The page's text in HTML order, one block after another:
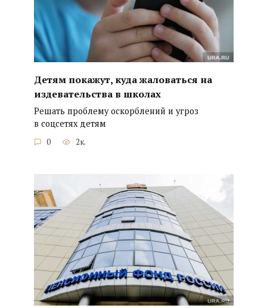
Детям покажут, куда жаловаться на
издевательства в школах
Решать проблему оскорблений и угроз
в соцсетях детям
0 2к.